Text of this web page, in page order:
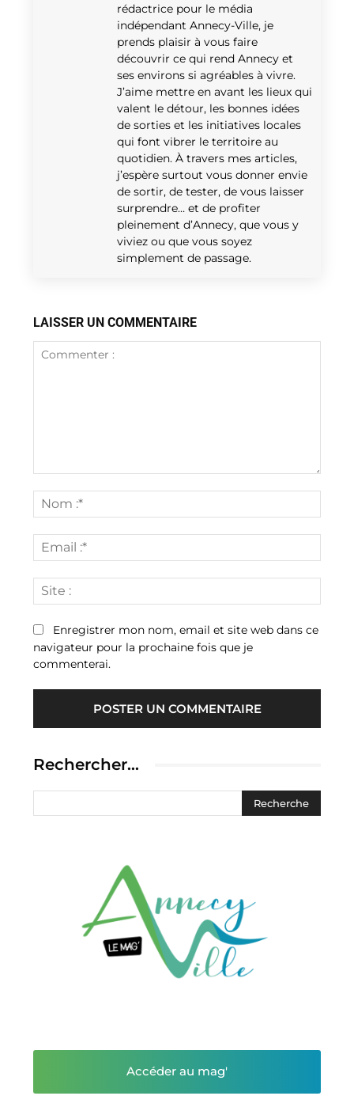
rédactrice pour le média
indépendant Annecy-Ville, je
prends plaisir à vous faire
découvrir ce qui rend Annecy et
ses environs si agréables à vivre.
J’aime mettre en avant les lieux qui
valent le détour, les bonnes idées
de sorties et les initiatives locales
qui font vibrer le territoire au
quotidien. À travers mes articles,
j’espère surtout vous donner envie
de sortir, de tester, de vous laisser
surprendre… et de profiter
pleinement d’Annecy, que vous y
viviez ou que vous soyez
simplement de passage.
LAISSER UN COMMENTAIRE
:*
:*
:
Enregistrer mon nom, email et site web dans ce
navigateur pour la prochaine fois que je
commenterai.
Rechercher…
Accéder au mag'